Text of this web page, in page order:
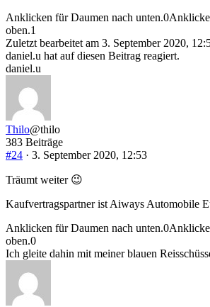
Anklicken für Daumen nach unten.0
oben.1
Zuletzt bearbeitet am 3. September 2020,
daniel.u hat auf diesen Beitrag reagiert.
daniel.u
Thilo@thilo
383 Beiträge
#24 · 3. September 2020, 12:53
Träumt weiter 😉
Kaufvertragspartner ist Aiways Automobile
Anklicken für Daumen nach unten.0
oben.0
Ich gleite dahin mit meiner blauen